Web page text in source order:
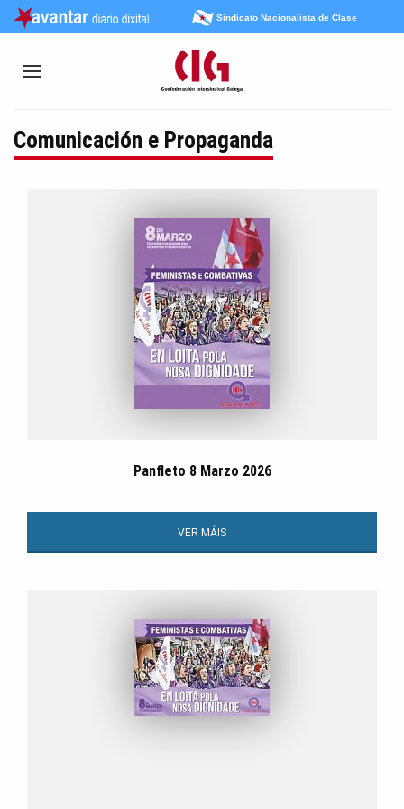
Sindicato Nacionalista de Clase
Comunicación e Propaganda
Panfleto 8 Marzo 2026
VER MÁIS